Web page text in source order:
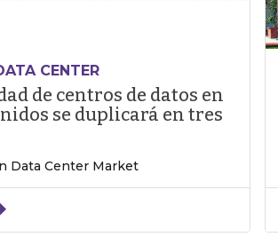
CENTER
de centros de datos en
se duplicará en tres
Data Center Market